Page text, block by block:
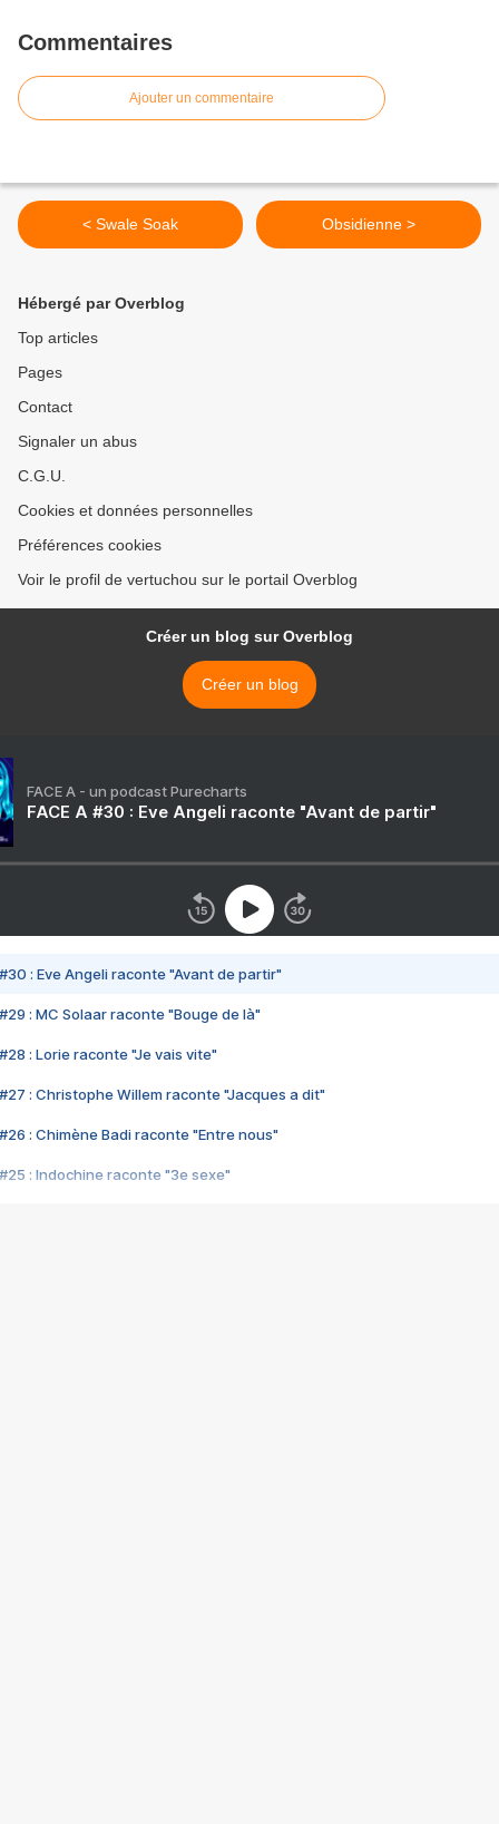
Commentaires
Ajouter un commentaire
< Swale Soak Obsidienne >
Hébergé par Overblog
Top articles
Pages
Contact
Signaler un abus
C.G.U.
Cookies et données personnelles
Préférences cookies
Voir le profil de vertuchou sur le portail Overblog
Créer un blog sur Overblog
Créer un blog
FACE A - un podcast Purecharts
FACE A #30 : Eve Angeli raconte "Avant de partir"
#30 : Eve Angeli raconte "Avant de partir"
#29 : MC Solaar raconte "Bouge de là"
#28 : Lorie raconte "Je vais vite"
#27 : Christophe Willem raconte "Jacques a dit"
#26 : Chimène Badi raconte "Entre nous"
#25 : Indochine raconte "3e sexe"